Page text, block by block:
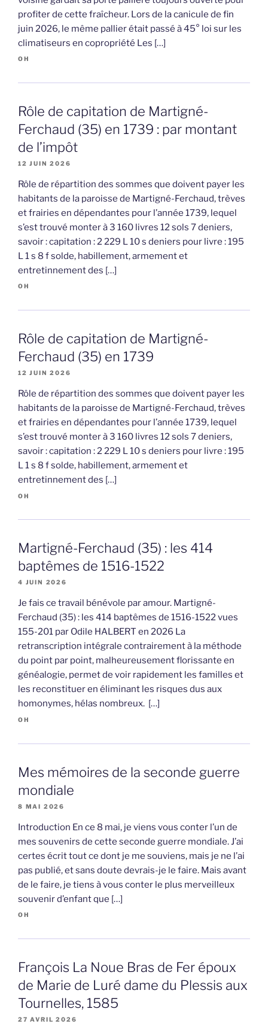
profiter de cette fraîcheur. Lors de la canicule de fin
juin 2026, le même pallier était passé à 45° loi sur les
climatiseurs en copropriété Les […]
OH
Rôle de capitation de Martigné-
Ferchaud (35) en 1739 : par montant
de l’impôt
12 JUIN 2026
Rôle de répartition des sommes que doivent payer les
habitants de la paroisse de Martigné-Ferchaud, trèves
et frairies en dépendantes pour l’année 1739, lequel
s’est trouvé monter à 3 160 livres 12 sols 7 deniers,
savoir : capitation : 2 229 L 10 s deniers pour livre : 195
L 1 s 8 f solde, habillement, armement et
entretinnement des […]
OH
Rôle de capitation de Martigné-
Ferchaud (35) en 1739
12 JUIN 2026
Rôle de répartition des sommes que doivent payer les
habitants de la paroisse de Martigné-Ferchaud, trèves
et frairies en dépendantes pour l’année 1739, lequel
s’est trouvé monter à 3 160 livres 12 sols 7 deniers,
savoir : capitation : 2 229 L 10 s deniers pour livre : 195
L 1 s 8 f solde, habillement, armement et
entretinnement des […]
OH
Martigné-Ferchaud (35) : les 414
baptêmes de 1516-1522
4 JUIN 2026
Je fais ce travail bénévole par amour. Martigné-
Ferchaud (35) : les 414 baptêmes de 1516-1522 vues
155-201 par Odile HALBERT en 2026 La
retranscription intégrale contrairement à la méthode
du point par point, malheureusement florissante en
généalogie, permet de voir rapidement les familles et
les reconstituer en éliminant les risques dus aux
homonymes, hélas nombreux. […]
OH
Mes mémoires de la seconde guerre
mondiale
8 MAI 2026
Introduction En ce 8 mai, je viens vous conter l’un de
mes souvenirs de cette seconde guerre mondiale. J’ai
certes écrit tout ce dont je me souviens, mais je ne l’ai
pas publié, et sans doute devrais-je le faire. Mais avant
de le faire, je tiens à vous conter le plus merveilleux
souvenir d’enfant que […]
OH
François La Noue Bras de Fer époux
de Marie de Luré dame du Plessis aux
Tournelles, 1585
27 AVRIL 2026